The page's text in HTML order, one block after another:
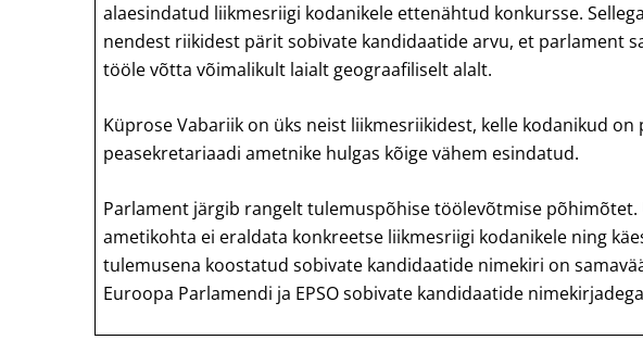
alaesindatud liikmesriigi kodanikele ettenähtud konkursse.
nendest riikidest pärit sobivate kandidaatide arvu, et parlament
tööle võtta võimalikult laialt geograafiliselt alalt.
Küprose Vabariik on üks neist liikmesriikidest, kelle kodanikud on
peasekretariaadi ametnike hulgas kõige vähem esindatud.
Parlament järgib rangelt tulemuspõhise töölevõtmise põhimõtet.
ametikohta ei eraldata konkreetse liikmesriigi kodanikele ning
tulemusena koostatud sobivate kandidaatide nimekiri on
Euroopa Parlamendi ja EPSO sobivate kandidaatide